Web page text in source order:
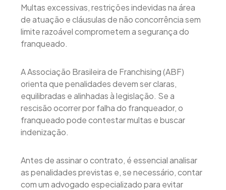
Multas excessivas, restrições indevidas na área
de atuação e cláusulas de não concorrência sem
limite razoável comprometem a segurança do
franqueado.
A Associação Brasileira de Franchising (ABF)
orienta que penalidades devem ser claras,
equilibradas e alinhadas à legislação. Se a
rescisão ocorrer por falha do franqueador, o
franqueado pode contestar multas e buscar
indenização.
Antes de assinar o contrato, é essencial analisar
as penalidades previstas e, se necessário, contar
com um advogado especializado para evitar